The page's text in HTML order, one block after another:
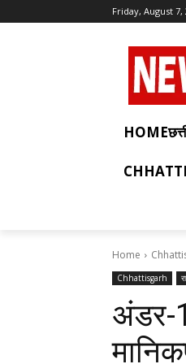
Friday, August 7,
Home
Chhattisgarh
अंडर-